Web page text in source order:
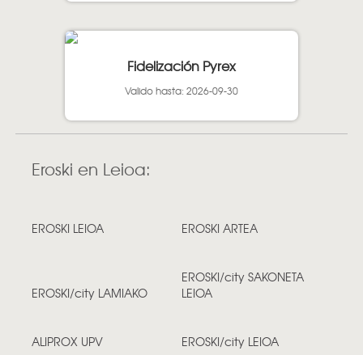
Fidelización Pyrex
Valido hasta: 2026-09-30
Eroski en Leioa:
EROSKI LEIOA EROSKI ARTEA
EROSKI/city LAMIAKO
EROSKI/city SAKONETA
LEIOA
ALIPROX UPV EROSKI/city LEIOA